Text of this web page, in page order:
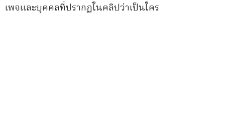
เพจและบุคคลที่ปรากฏในคลิปว่าเป็นใคร